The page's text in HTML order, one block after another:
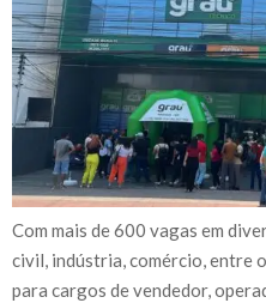
Com mais de 600 vagas em
civil, indústria, comércio, entre
para cargos de vendedor,